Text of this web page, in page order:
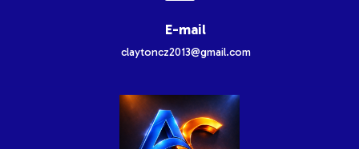
E-mail
claytoncz2013@gmail.com